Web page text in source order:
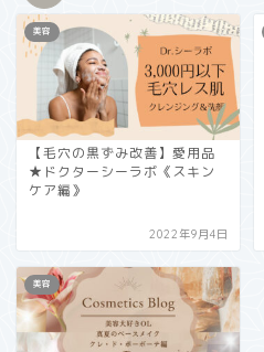
美容
【毛穴の黒ずみ改善】愛用品
★ドクターシーラボ《スキン
ケア編》
2022年9月4日
美容